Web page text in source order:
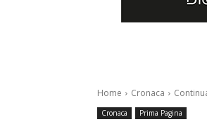
Home Cronaca
Cronaca Prima Pagina